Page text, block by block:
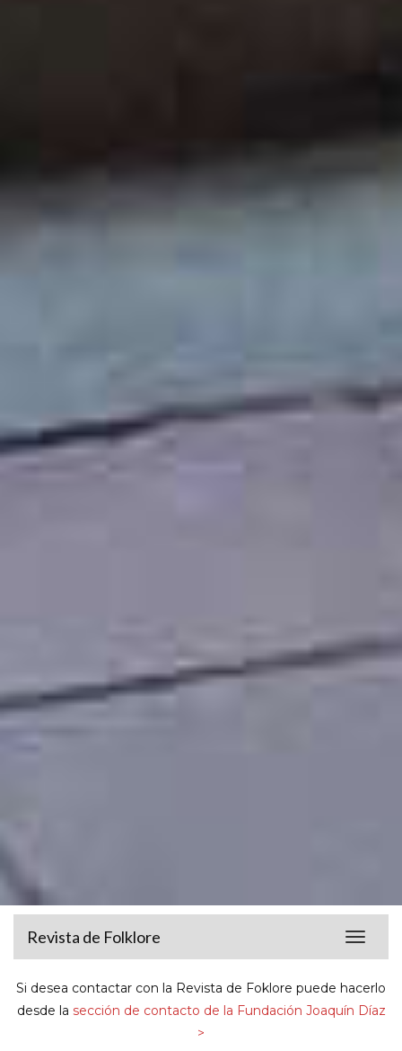
Toggle
Revista de Folklore
Si desea contactar con la Revista de Foklore puede hacerlo
desde la sección de contacto de la Fundación Joaquín Díaz
>